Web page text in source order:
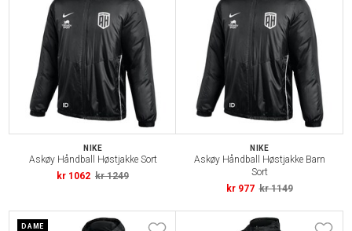
NIKE
Askøy Håndball Høstjakke Sort
kr 1062 kr 1249
NIKE
Askøy Håndball Høstjakke Barn
Sort
kr 977 kr 1149
DAME